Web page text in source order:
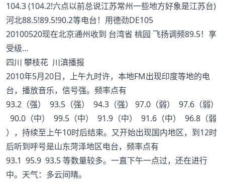
104.3 (104.2!六点以前总说江苏常州一些地方好象是江苏台)
河北88.5!89.5!90.2等电台！用德劲DE105
20100520现在北京通州收到 台湾省 桃园 飞扬调频89.5！享
受级…
四川 攀枝花 川滇播报
2010年5月20日，上午九时许，本地FM出现印度等地的电
台，播放音乐，信号强。频率点有
93.2（强） 93.5（强） 94.3（强） 97.0（弱） 97.6（弱）
90.0（中） 99.5（中） 91.9（中） 91.6（中） 96.8（弱
），持续至上午10时后结束。又开始出现国内地区，到12时
后听到呼号是山东菏泽地区电台，频率点有
93.1 95.9 93.5 等数量较多。一直下午一点过，还在进行
中。天气：多云间晴。